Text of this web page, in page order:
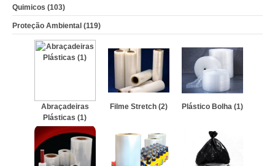
Quimicos (103)
Proteção Ambiental (119)
Abraçadeiras
Plásticas (1)
Filme Stretch (2) Plástico Bolha (1)